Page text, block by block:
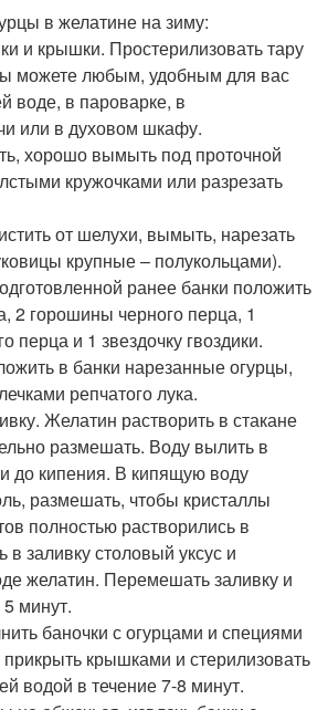
в желатине на зиму:
и крышки. Простерилизовать тару
можете любым, удобным для вас
воде, в пароварке, в
или в духовом шкафу.
хорошо вымыть под проточной
кружочками или разрезать
от шелухи, вымыть, нарезать
крупные – полукольцами).
ранее банки положить
2 горошины черного перца, 1
перца и 1 звездочку гвоздики.
в банки нарезанные огурцы,
репчатого лука.
Желатин растворить в стакане
размешать. Воду вылить в
до кипения. В кипящую воду
размешать, чтобы кристаллы
полностью растворились в
в заливку столовый уксус и
желатин. Перемешать заливку и
5 минут.
баночки с огурцами и специями
крышками и стерилизовать
водой в течение 7-8 минут.